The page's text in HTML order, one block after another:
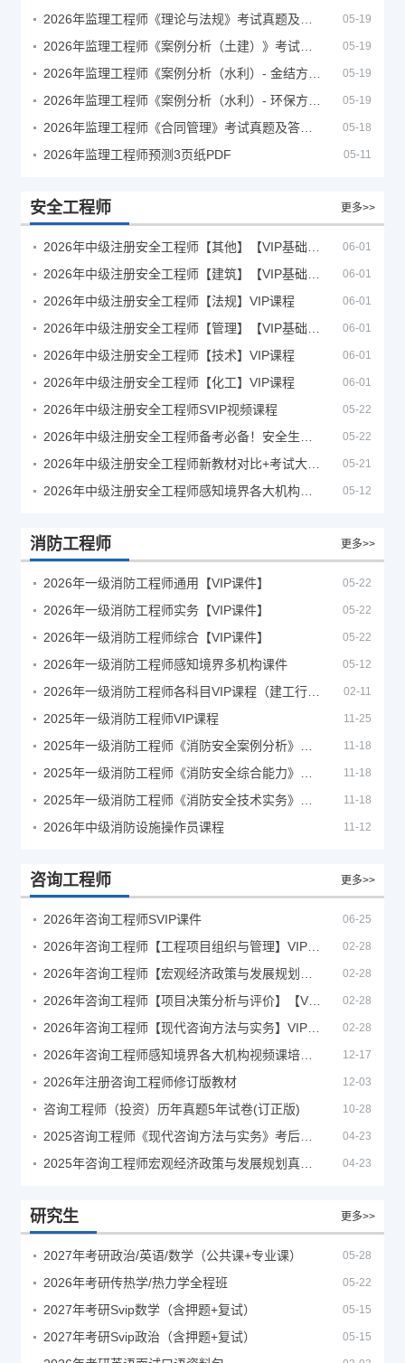
05-19
05-19
05-19
05-19
05-18
2026年监理工程师预测3页纸PDF 05-11
安全工程师 更多>>
06-01
06-01
2026年中级注册安全工程师【法规】VIP课程 06-01
06-01
2026年中级注册安全工程师【技术】VIP课程 06-01
2026年中级注册安全工程师【化工】VIP课程 06-01
2026年中级注册安全工程师SVIP视频课程 05-22
05-22
05-21
05-12
消防工程师 更多>>
2026年一级消防工程师通用【VIP课件】 05-22
2026年一级消防工程师实务【VIP课件】 05-22
2026年一级消防工程师综合【VIP课件】 05-22
2026年一级消防工程师感知境界多机构课件 05-12
02-11
2025年一级消防工程师VIP课程 11-25
11-18
11-18
11-18
2026年中级消防设施操作员课程 11-12
咨询工程师 更多>>
2026年咨询工程师SVIP课件 06-25
02-28
02-28
02-28
02-28
12-17
2026年注册咨询工程师修订版教材 12-03
咨询工程师（投资）历年真题5年试卷(订正版) 10-28
04-23
04-23
研究生 更多>>
2027年考研政治/英语/数学（公共课+专业课） 05-28
2026年考研传热学/热力学全程班 05-22
2027年考研Svip数学（含押题+复试） 05-15
2027年考研Svip政治（含押题+复试） 05-15